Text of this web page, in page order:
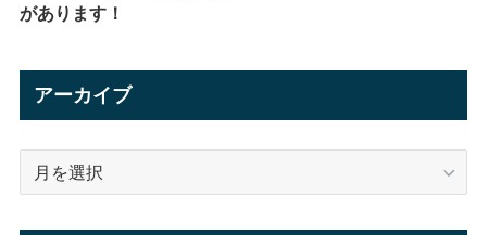
があります！
アーカイブ